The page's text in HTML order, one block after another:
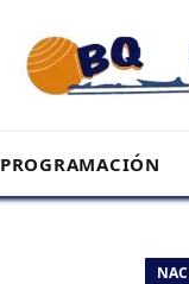
PROGRAMACIÓN